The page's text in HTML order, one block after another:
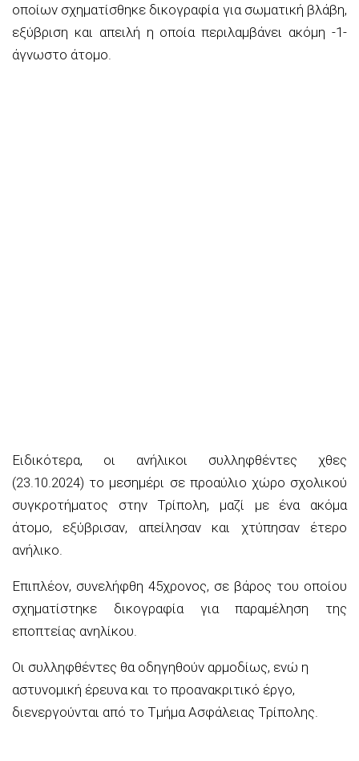
οποίων σχηματίσθηκε δικογραφία για σωματική βλάβη,
εξύβριση και απειλή η οποία περιλαμβάνει ακόμη -1-
άγνωστο άτομο.
Ειδικότερα, οι ανήλικοι συλληφθέντες χθες
(23.10.2024) το μεσημέρι σε προαύλιο χώρο σχολικού
συγκροτήματος στην Τρίπολη, μαζί με ένα ακόμα
άτομο, εξύβρισαν, απείλησαν και χτύπησαν έτερο
ανήλικο.
Επιπλέον, συνελήφθη 45χρονος, σε βάρος του οποίου
σχηματίστηκε δικογραφία για παραμέληση της
εποπτείας ανηλίκου.
Οι συλληφθέντες θα οδηγηθούν αρμοδίως, ενώ η
αστυνομική έρευνα και το προανακριτικό έργο,
διενεργούνται από το Τμήμα Ασφάλειας Τρίπολης.